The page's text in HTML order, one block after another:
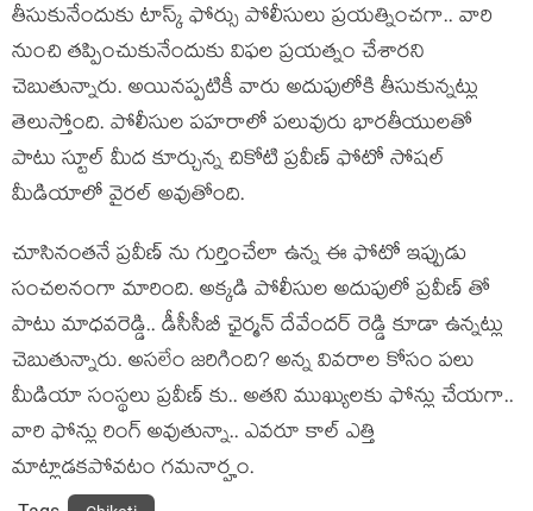
తీసుకునేందుకు టాస్క్ ఫోర్సు పోలీసులు ప్రయత్నించగా.. వారి
నుంచి తప్పించుకునేందుకు విఫల ప్రయత్నం చేశారని
చెబుతున్నారు. అయినప్పటికీ వారు అదుపులోకి తీసుకున్నట్లు
తెలుస్తోంది. పోలీసుల పహరాలో పలువురు భారతీయులతో
పాటు స్టూల్ మీద కూర్చున్న చికోటి ప్రవీణ్ ఫోటో సోషల్
మీడియాలో వైరల్ అవుతోంది.
చూసినంతనే ప్రవీణ్ ను గుర్తించేలా ఉన్న ఈ ఫోటో ఇప్పుడు
సంచలనంగా మారింది. అక్కడి పోలీసుల అదుపులో ప్రవీణ్ తో
పాటు మాధవరెడ్డి.. డీసీసీబీ ఛైర్మన్ దేవేందర్ రెడ్డి కూడా ఉన్నట్లు
చెబుతున్నారు. అసలేం జరిగింది? అన్న వివరాల కోసం పలు
మీడియా సంస్థలు ప్రవీణ్ కు.. అతని ముఖ్యులకు ఫోన్లు చేయగా..
వారి ఫోన్లు రింగ్ అవుతున్నా.. ఎవరూ కాల్ ఎత్తి
మాట్లాడకపోవటం గమనార్హం.